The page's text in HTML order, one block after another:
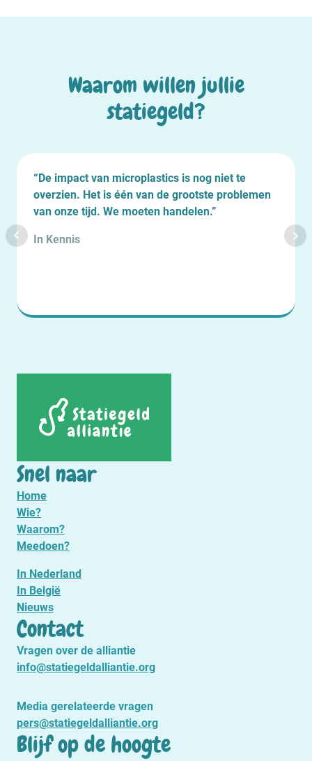
Waarom willen jullie
statiegeld?
“De impact van microplastics is nog niet te
overzien. Het is één van de grootste problemen
van onze tijd. We moeten handelen.”
In Kennis
Snel naar
Home
Wie?
Waarom?
Meedoen?
In Nederland
In België
Nieuws
Contact
Vragen over de alliantie
info@statiegeldalliantie.org
Media gerelateerde vragen
pers@statiegeldalliantie.org
Blijf op de hoogte